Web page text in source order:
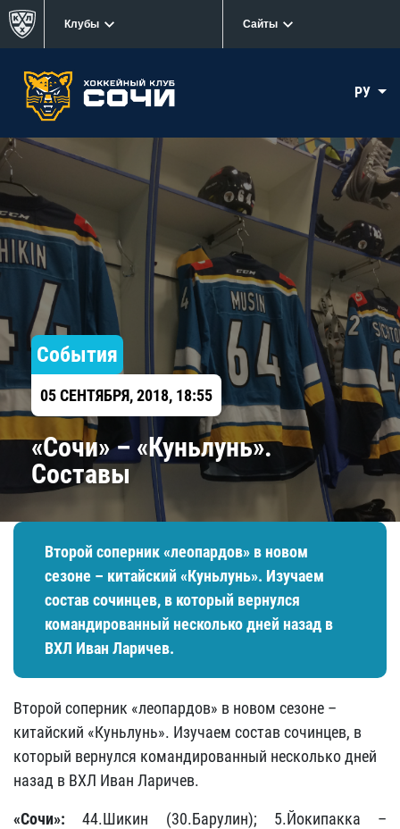
Клубы Сайты
РУ
События
05 СЕНТЯБРЯ, 2018, 18:55
«Сочи» – «Куньлунь».
Составы
Второй соперник «леопардов» в новом
сезоне – китайский «Куньлунь». Изучаем
состав сочинцев, в который вернулся
командированный несколько дней назад в
ВХЛ Иван Ларичев.
Второй соперник «леопардов» в новом сезоне –
китайский «Куньлунь». Изучаем состав сочинцев, в
который вернулся командированный несколько дней
назад в ВХЛ Иван Ларичев.
«Сочи»:44.Шикин (30.Барулин); 5.Йокипакка –